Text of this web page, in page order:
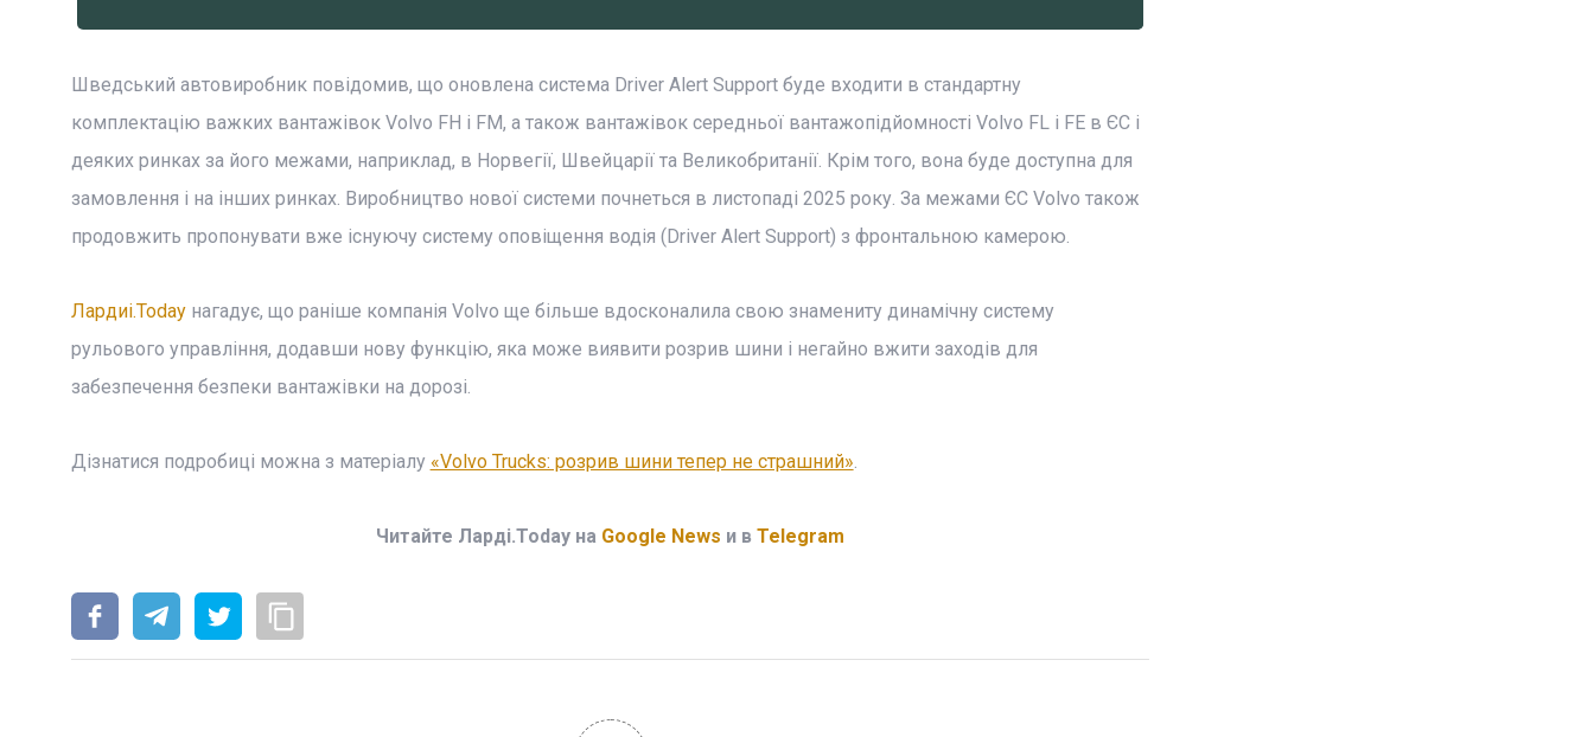
Шведський автовиробник повідомив, що оновлена система Driver Alert Support буде входити в стандартну
комплектацію важких вантажівок Volvo FH і FM, а також вантажівок середньої вантажопідйомності Volvo FL і FE в ЄС і
деяких ринках за його межами, наприклад, в Норвегії, Швейцарії та Великобританії. Крім того, вона буде доступна для
замовлення і на інших ринках. Виробництво нової системи почнеться в листопаді 2025 року. За межами ЄС Volvo також
продовжить пропонувати вже існуючу систему оповіщення водія (Driver Alert Support) з фронтальною камерою.
Лардиі.Todayнагадує, що раніше компанія Volvo ще більше вдосконалила свою знамениту динамічну систему
рульового управління, додавши нову функцію, яка може виявити розрив шини і негайно вжити заходів для
забезпечення безпеки вантажівки на дорозі.
Дізнатися подробиці можна з матеріалу «Volvo Trucks: розрив шини тепер не страшний».
Читайте Ларді.Today на Google News и в Telegram